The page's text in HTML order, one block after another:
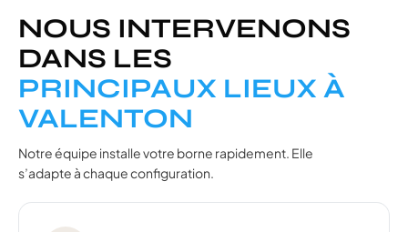
NOUS INTERVENONS
DANS LES
PRINCIPAUX LIEUX À
VALENTON
Notre équipe installe votre borne rapidement. Elle
s’adapte à chaque configuration.